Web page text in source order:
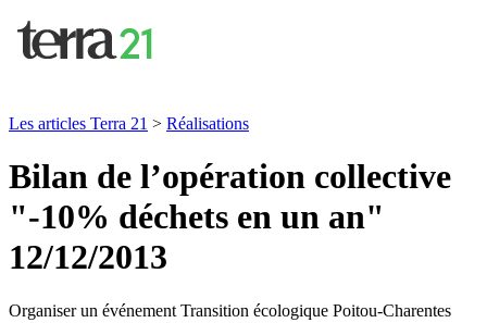
Les articles Terra 21 > Réalisations
Bilan de l’opération collective
"-10% déchets en un an"
12/12/2013
Organiser un événement Transition écologique Poitou-Charentes